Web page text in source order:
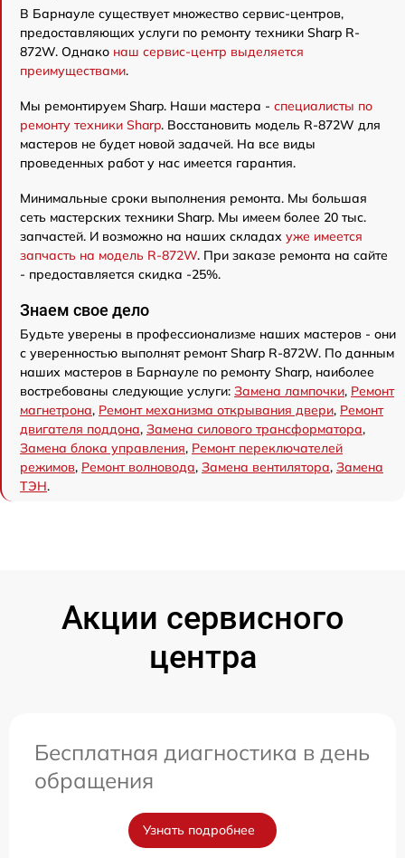
В Барнауле существует множество сервис-центров,
предоставляющих услуги по ремонту техники Sharp R-
872W. Однако наш сервис-центр выделяется
преимуществами.
Мы ремонтируем Sharp. Наши мастера - специалисты по
ремонту техники Sharp. Восстановить модель R-872W для
мастеров не будет новой задачей. На все виды
проведенных работ у нас имеется гарантия.
Минимальные сроки выполнения ремонта. Мы большая
сеть мастерских техники Sharp. Мы имеем более 20 тыс.
запчастей. И возможно на наших складах уже имеется
запчасть на модель R-872W. При заказе ремонта на сайте
- предоставляется скидка -25%.
Знаем свое дело
Будьте уверены в профессионализме наших мастеров - они
с уверенностью выполнят ремонт Sharp R-872W. По данным
наших мастеров в Барнауле по ремонту Sharp, наиболее
востребованы следующие услуги: Замена лампочки, Ремонт
магнетрона, Ремонт механизма открывания двери, Ремонт
двигателя поддона, Замена силового трансформатора,
Замена блока управления, Ремонт переключателей
режимов, Ремонт волновода, Замена вентилятора, Замена
ТЭН.
Акции сервисного
центра
Бесплатная диагностика в день
обращения
Узнать подробнее